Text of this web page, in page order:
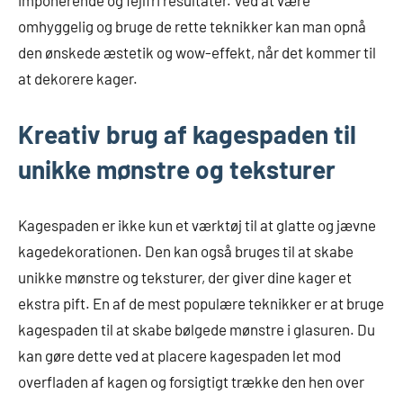
omhyggelig og bruge de rette teknikker kan man opnå
den ønskede æstetik og wow-effekt, når det kommer til
at dekorere kager.
Kreativ brug af kagespaden til
unikke mønstre og teksturer
Kagespaden er ikke kun et værktøj til at glatte og jævne
kagedekorationen. Den kan også bruges til at skabe
unikke mønstre og teksturer, der giver dine kager et
ekstra pift. En af de mest populære teknikker er at bruge
kagespaden til at skabe bølgede mønstre i glasuren. Du
kan gøre dette ved at placere kagespaden let mod
overfladen af kagen og forsigtigt trække den hen over